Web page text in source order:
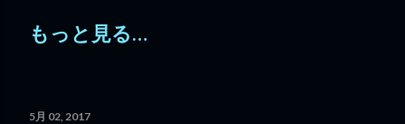
もっと見る…
5月 02, 2017